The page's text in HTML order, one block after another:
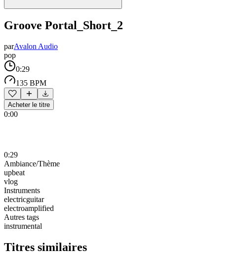
Groove Portal_Short_2
parAvalon Audio
pop
0:29
135 BPM
Acheter le titre
0:00
0:29
Ambiance/Thème
upbeat
vlog
Instruments
electricguitar
electroamplified
Autres tags
instrumental
Titres similaires